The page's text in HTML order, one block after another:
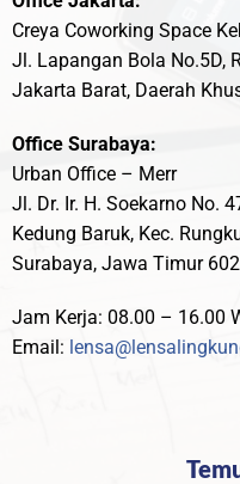
Creya Coworking Space
Jl. Lapangan Bola No.5D,
Jakarta Barat, Daerah
Office Surabaya:
Urban Office – Merr
Jl. Dr. Ir. H. Soekarno No.
Kedung Baruk, Kec.
Surabaya, Jawa Timur
Jam Kerja: 08.00 – 16.00
Email: